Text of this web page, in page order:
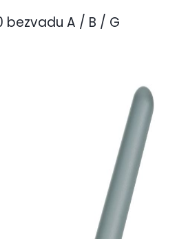
bezvadu A / B / G